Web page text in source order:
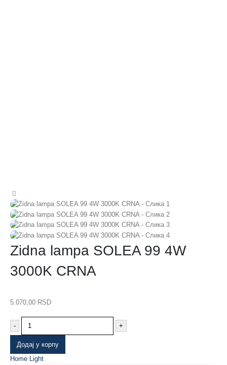
Zidna lampa SOLEA 99 4W
3000K CRNA
5.070,00 RSD
- +
Додај у корпу
Home Light